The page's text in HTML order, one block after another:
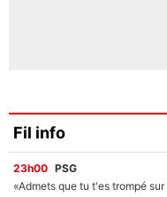
Fil info
23h00 PSG